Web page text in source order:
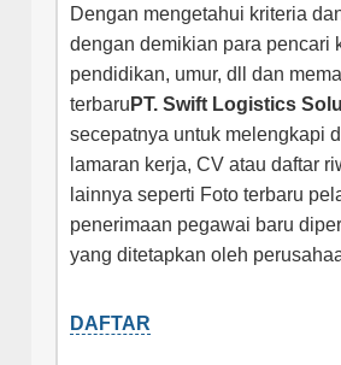
Dengan mengetahui kriteria
dengan demikian para pencari
pendidikan, umur, dll dan
terbaru PT. Swift Logistics
secepatnya untuk melengkapi
lamaran kerja, CV atau daftar
lainnya seperti Foto terbaru
penerimaan pegawai baru
yang ditetapkan oleh
DAFTAR